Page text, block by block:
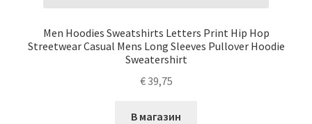
Men Hoodies Sweatshirts Letters Print Hip Hop
Streetwear Casual Mens Long Sleeves Pullover Hoodie
Sweatershirt
€39,75
В магазин